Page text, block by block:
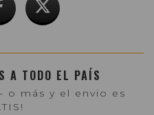
A TODO EL PAÍS
o más y el envio es